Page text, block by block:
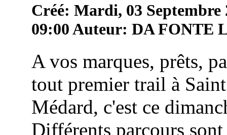
Créé: Mardi, 03 Septembre
09:00Auteur: DA FONTE
A vos marques, prêts,
tout premier trail à Saint
Médard, c'est ce
Différents parcours sont